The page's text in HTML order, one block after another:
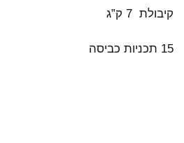
קיבולת 7 ק”ג
15 תכניות כביסה